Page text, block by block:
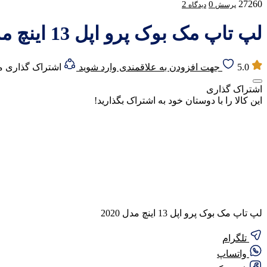
27260 پرسش 0 دیدگاه 2
لپ تاپ مک بوک پرو اپل 13 اینچ مدل 2020
5.0 جهت افزودن به علاقمندی وارد شوید اشتراک
اشتراک گذاری
این کالا را با دوستان خود به اشتراک بگذارید!
لپ تاپ مک بوک پرو اپل 13 اینچ مدل 2020
تلگرام
واتساپ